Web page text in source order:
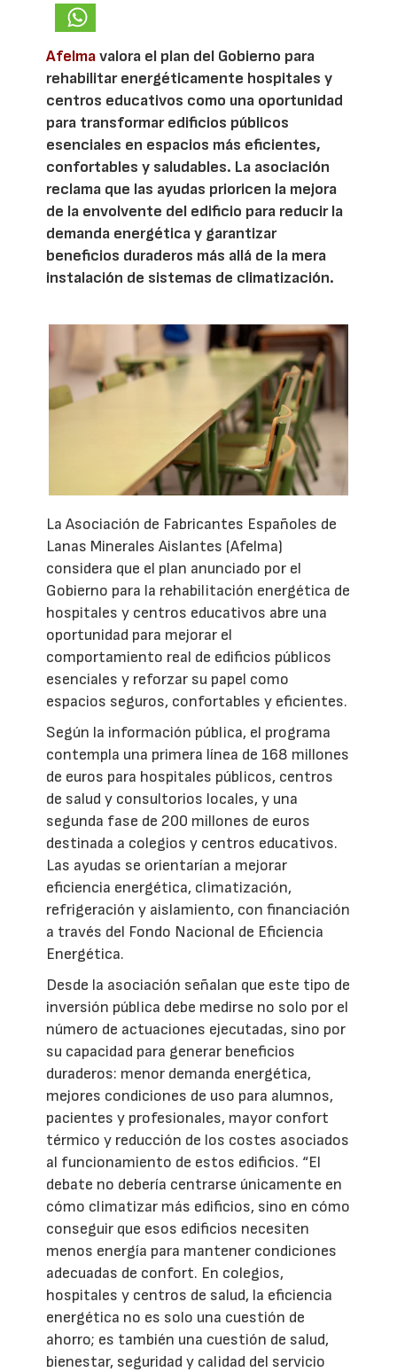
Afelmavalora el plan del Gobierno para
rehabilitar energéticamente hospitales y
centros educativos como una oportunidad
para transformar edificios públicos
esenciales en espacios más eficientes,
confortables y saludables. La asociación
reclama que las ayudas prioricen la mejora
de la envolvente del edificio para reducir la
demanda energética y garantizar
beneficios duraderos más allá de la mera
instalación de sistemas de climatización.
La Asociación de Fabricantes Españoles de
Lanas Minerales Aislantes (Afelma)
considera que el plan anunciado por el
Gobierno para la rehabilitación energética de
hospitales y centros educativos abre una
oportunidad para mejorar el
comportamiento real de edificios públicos
esenciales y reforzar su papel como
espacios seguros, confortables y eficientes.
Según la información pública, el programa
contempla una primera línea de 168 millones
de euros para hospitales públicos, centros
de salud y consultorios locales, y una
segunda fase de 200 millones de euros
destinada a colegios y centros educativos.
Las ayudas se orientarían a mejorar
eficiencia energética, climatización,
refrigeración y aislamiento, con financiación
a través del Fondo Nacional de Eficiencia
Energética.
Desde la asociación señalan que este tipo de
inversión pública debe medirse no solo por el
número de actuaciones ejecutadas, sino por
su capacidad para generar beneficios
duraderos: menor demanda energética,
mejores condiciones de uso para alumnos,
pacientes y profesionales, mayor confort
térmico y reducción de los costes asociados
al funcionamiento de estos edificios. “El
debate no debería centrarse únicamente en
cómo climatizar más edificios, sino en cómo
conseguir que esos edificios necesiten
menos energía para mantener condiciones
adecuadas de confort. En colegios,
hospitales y centros de salud, la eficiencia
energética no es solo una cuestión de
ahorro; es también una cuestión de salud,
bienestar, seguridad y calidad del servicio